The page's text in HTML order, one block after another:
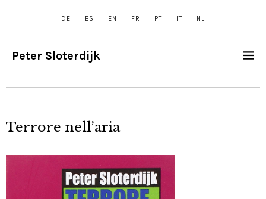
DE ES EN FR PT IT NL
Peter Sloterdijk
Terrore nell’aria